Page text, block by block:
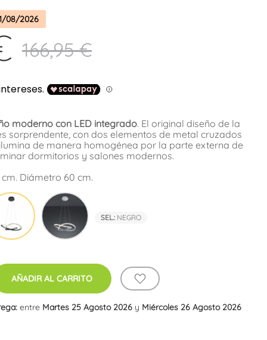
08/2026
166,95 €
moderno con LED integrado. El original diseño de la
sorprendente, con dos elementos de metal cruzados
de manera homogénea por la parte externa de
dormitorios y salones modernos.
Diámetro 60 cm.
Negro
SEL.: NEGRO
AÑADIR AL CARRITO
entre Martes 25 Agosto 2026 y Miércoles 26 Agosto 2026